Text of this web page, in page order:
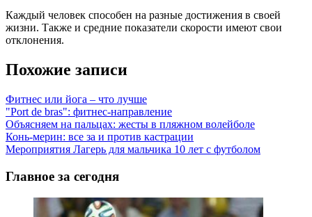
Каждый человек способен на разные достижения в своей
жизни. Также и средние показатели скорости имеют свои
отклонения.
Похожие записи
Фитнес или йога – что лучше
"Port de bras": фитнес-направление
Объясняем на пальцах: жесты в пляжном волейболе
Конь-мерин: все за и против кастрации
Мероприятия Лагерь для мальчика 10 лет с футболом
Главное за сегодня